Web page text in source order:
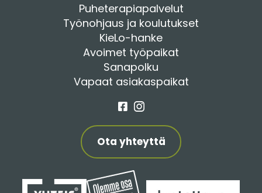
Puheterapiapalvelut
Työnohjaus ja koulutukset
KieLo-hanke
Avoimet työpaikat
Sanapolku
Vapaat asiakaspaikat
Facebook
Instagram
Ota yhteyttä